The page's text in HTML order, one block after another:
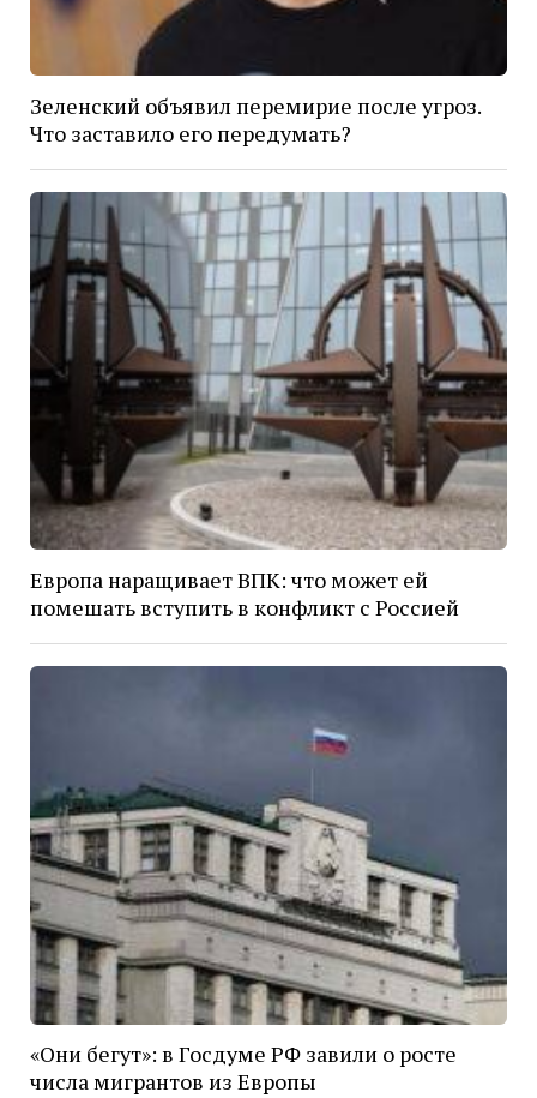
Зеленский объявил перемирие после угроз.
Что заставило его передумать?
Европа наращивает ВПК: что может ей
помешать вступить в конфликт с Россией
«Они бегут»: в Госдуме РФ завили о росте
числа мигрантов из Европы